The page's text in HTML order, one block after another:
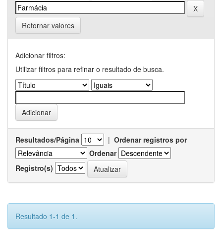
Retornar valores
Adicionar filtros:
Utilizar filtros para refinar o resultado de busca.
Resultados/Página | Ordenar registros por
Ordenar
Registro(s)
Resultado 1-1 de 1.